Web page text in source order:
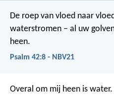
De roep van vloed naar
waterstromen – al uw
heen.
Psalm 42:8 - NBV21
Overal om mij heen is water.